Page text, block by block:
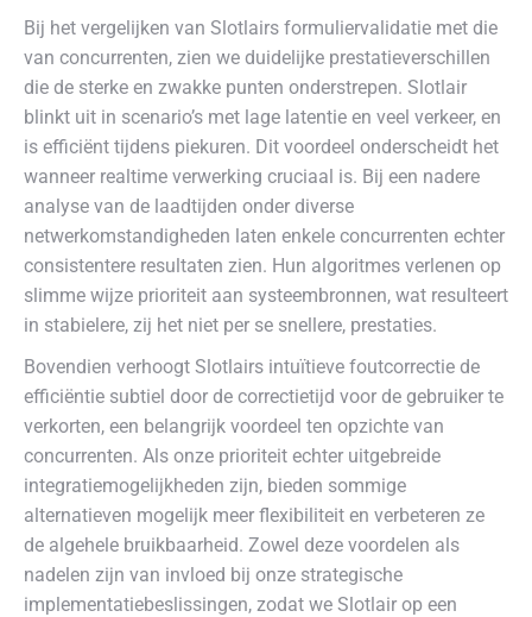
Bij het vergelijken van Slotlairs formuliervalidatie met die
van concurrenten, zien we duidelijke prestatieverschillen
die de sterke en zwakke punten onderstrepen. Slotlair
blinkt uit in scenario’s met lage latentie en veel verkeer, en
is efficiënt tijdens piekuren. Dit voordeel onderscheidt het
wanneer realtime verwerking cruciaal is. Bij een nadere
analyse van de laadtijden onder diverse
netwerkomstandigheden laten enkele concurrenten echter
consistentere resultaten zien. Hun algoritmes verlenen op
slimme wijze prioriteit aan systeembronnen, wat resulteert
in stabielere, zij het niet per se snellere, prestaties.
Bovendien verhoogt Slotlairs intuïtieve foutcorrectie de
efficiëntie subtiel door de correctietijd voor de gebruiker te
verkorten, een belangrijk voordeel ten opzichte van
concurrenten. Als onze prioriteit echter uitgebreide
integratiemogelijkheden zijn, bieden sommige
alternatieven mogelijk meer flexibiliteit en verbeteren ze
de algehele bruikbaarheid. Zowel deze voordelen als
nadelen zijn van invloed bij onze strategische
implementatiebeslissingen, zodat we Slotlair op een